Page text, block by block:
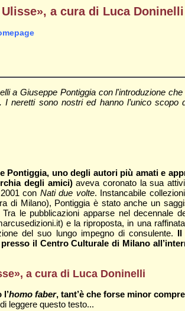
a cura di Luca Doninelli
a Giuseppe Pontiggia con l'introduzione
sono nostri ed hanno l’unico
uno degli autori più amati e
degli amici)aveva coronato la sua
con Nati due volte. Instancabile
di Milano), Pontiggia è stato anche un
Tra le pubblicazioni apparse nel decennale
e la riproposta, in una
del suo lungo impegno di consulente. Il
il Centro Culturale di Milano
a cura di Luca Doninelli
l’homo faber, tant’è che forse minor
leggere questo testo...